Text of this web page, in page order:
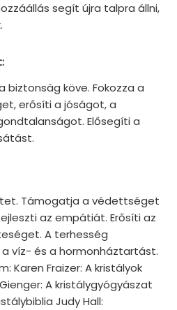
segít újra talpra állni,
biztonság köve. Fokozza a
erősíti a jóságot, a
Elősegíti a
Támogatja a védettséget
az empátiát. Erősíti az
A terhesség
víz- és a hormonháztartást.
Karen Fraizer: A kristályok
A kristálygyógyászat
Judy Hall: